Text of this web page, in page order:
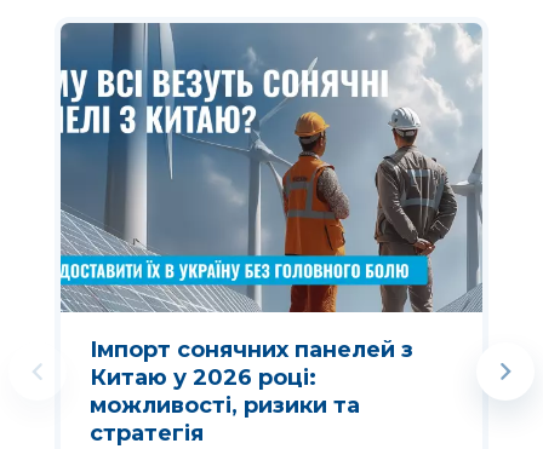
Імпорт сонячних панелей з
Китаю у 2026 році:
можливості, ризики та
стратегія